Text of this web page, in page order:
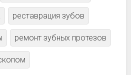
реставрация зубов
ремонт зубных протезов